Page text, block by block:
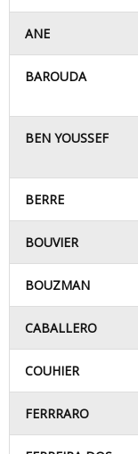
ANE
BAROUDA
BEN YOUSSEF
BERRE
BOUVIER
BOUZMAN
CABALLERO
COUHIER
FERRRARO